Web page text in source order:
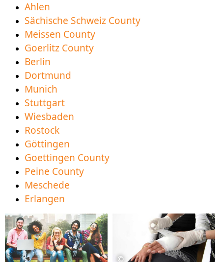
Ahlen
Sächische Schweiz County
Meissen County
Goerlitz County
Berlin
Dortmund
Munich
Stuttgart
Wiesbaden
Rostock
Göttingen
Goettingen County
Peine County
Meschede
Erlangen
©